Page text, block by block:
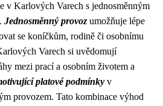
v Karlových Varech s jednosměnným
Jednosměnný provoz umožňuje lépe
se koníčkům, rodině či osobnímu
Varech si uvědomují
mezi prací a osobním životem a
platové podmínky v
provozem. Tato kombinace výhod